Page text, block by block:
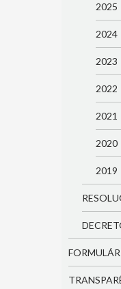
2025
2024
2023
2022
2021
2020
2019